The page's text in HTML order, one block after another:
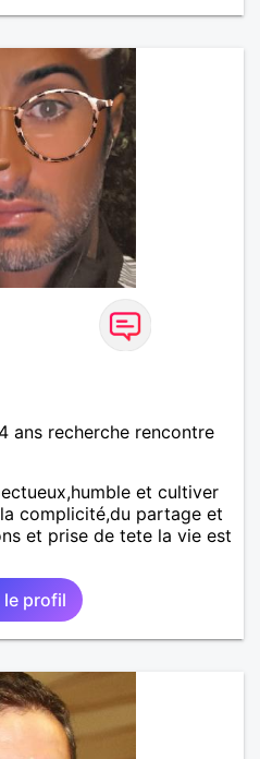
ans recherche rencontre
et cultiver
complicité,du partage et
et prise de tete la vie est
le profil